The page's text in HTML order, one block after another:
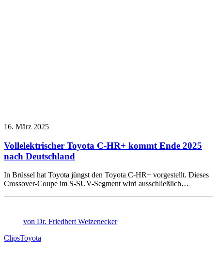
16. März 2025
Vollelektrischer Toyota C-HR+ kommt Ende 2025
nach Deutschland
In Brüssel hat Toyota jüngst den Toyota C-HR+ vorgestellt. Dieses
Crossover-Coupe im S-SUV-Segment wird ausschließlich…
von Dr. Friedbert Weizenecker
ClipsToyota